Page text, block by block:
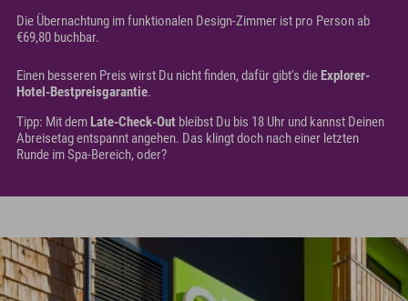
Die Übernachtung im funktionalen Design-Zimmer ist pro Person ab
€69,80 buchbar.
Einen besseren Preis wirst Du nicht finden, dafür gibt's die Explorer-
Hotel-Bestpreisgarantie.
Tipp: Mit dem Late-Check-Out bleibst Du bis 18 Uhr und kannst Deinen
Abreisetag entspannt angehen. Das klingt doch nach einer letzten
Runde im Spa-Bereich, oder?